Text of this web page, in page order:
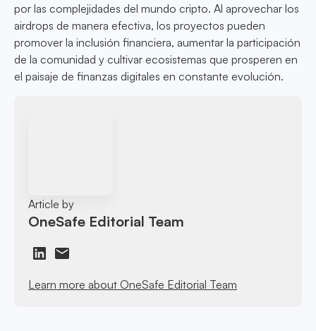
por las complejidades del mundo cripto. Al aprovechar los
airdrops de manera efectiva, los proyectos pueden
promover la inclusión financiera, aumentar la participación
de la comunidad y cultivar ecosistemas que prosperen en
el paisaje de finanzas digitales en constante evolución.
Article by
OneSafe Editorial Team
Learn more about OneSafe Editorial Team